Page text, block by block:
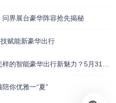
界展台豪华阵容抢先揭秘
赋能新豪华出行
你优雅一“夏”